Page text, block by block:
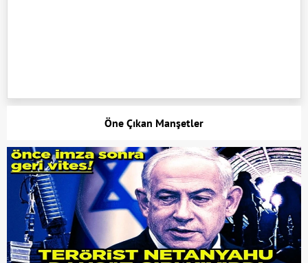
Öne Çıkan Manşetler